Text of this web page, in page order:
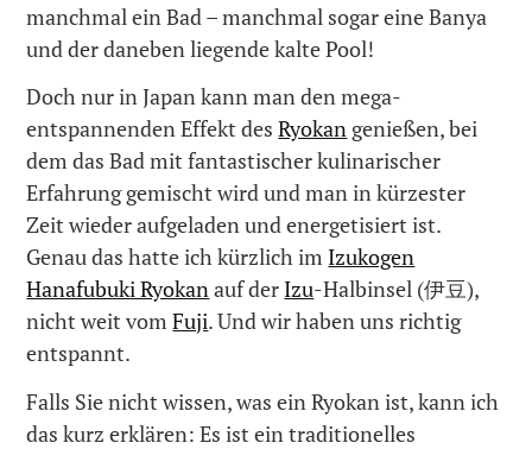
manchmal ein Bad – manchmal sogar eine Banya
und der daneben liegende kalte Pool!
Doch nur in Japan kann man den mega-
entspannenden Effekt desRyokan genießen, bei
dem das Bad mit fantastischer kulinarischer
Erfahrung gemischt wird und man in kürzester
Zeit wieder aufgeladen und energetisiert ist.
Genau das hatte ich kürzlich im Izukogen
Hanafubuki Ryokanauf der Izu-Halbinsel (伊豆),
nicht weit vomFuji. Und wir haben uns richtig
entspannt.
Falls Sie nicht wissen, was ein Ryokan ist, kann ich
das kurz erklären: Es ist ein traditionelles